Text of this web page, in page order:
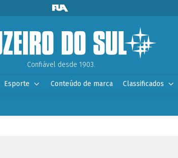
Confiável desde 1903.
Esporte Conteúdo de marca Classificados